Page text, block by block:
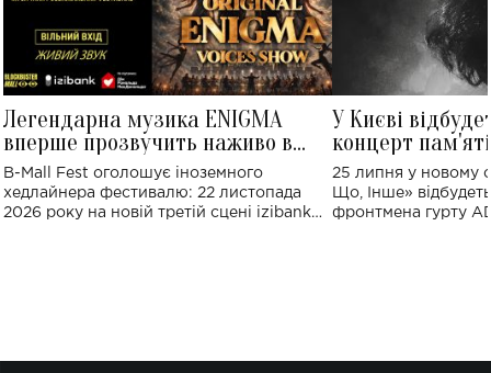
Легендарна музика ENIGMA
вперше прозвучить наживо в
Україні: де відбудеться концерт
B-Mall Fest оголошує іноземного
хедлайнера фестивалю: 22 листопада
2026 року на новій третій сцені izibank
У Києві
концерт
Клименка:
виконають
25 липня у новому
Що, Інше»
фронтмена гурту